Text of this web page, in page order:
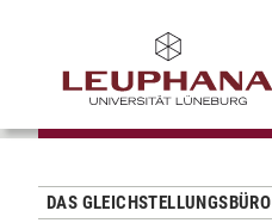
DAS GLEICHSTELLUNGSBÜRO